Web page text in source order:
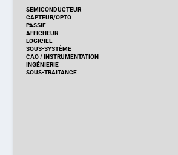
SEMICONDUCTEUR
CAPTEUR/OPTO
PASSIF
AFFICHEUR
LOGICIEL
SOUS-SYSTÈME
CAO/INSTRUMENTATION
INGÉNIERIE
SOUS-TRAITANCE